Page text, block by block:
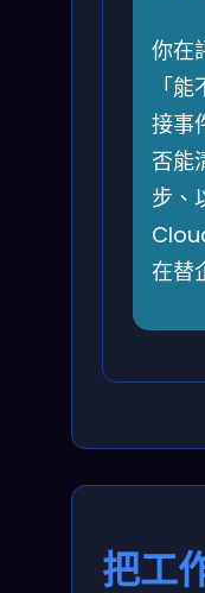
你在
「
接事
否能
步、
在替
把工